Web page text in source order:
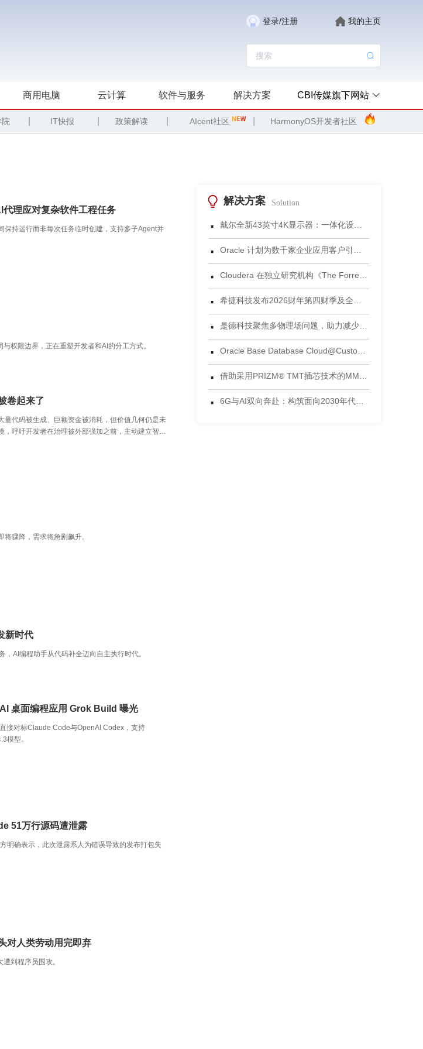
登录/注册 我的主页
商用电脑 云计算 软件与服务 解决方案 CBI传媒旗下网站
IT快报 政策解读 AIcent社区 HarmonyOS开发者社区
理应对复杂软件工程任务
持运行而非每次任务临时创建，支持多子Agent并
权限边界，正在重塑开发者和AI的分工方式。
卷起来了
代码被生成、巨额资金被消耗，但价值几何仍是未
呼吁开发者在治理被外部强加之前，主动建立智能
骤降，需求将急剧飙升。
新时代
AI编程助手从代码补全迈向自主执行时代。
桌面编程应用 Grok Build 曝光
接对标Claude Code与OpenAI Codex，支持
模型。
51万行源码遭泄露
明确表示，此次泄露系人为错误导致的发布打包失
对人类劳动用完即弃
到程序员围攻。
解决方案 Solution
·
·
·
·
·
·
·
·